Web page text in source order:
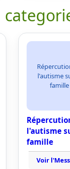
l'autisme
famille
l'autisme
famille
Voir